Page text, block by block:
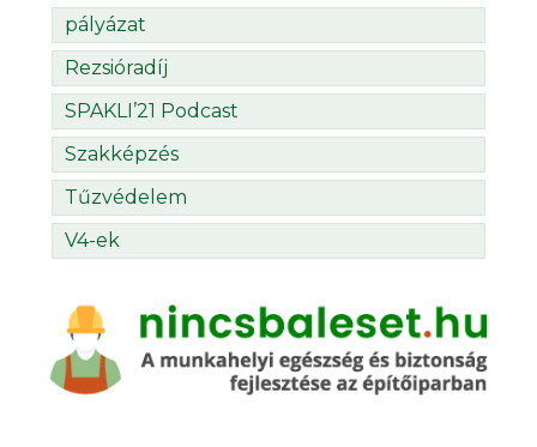
pályázat
Rezsióradíj
SPAKLI’21 Podcast
Szakképzés
Tűzvédelem
V4-ek